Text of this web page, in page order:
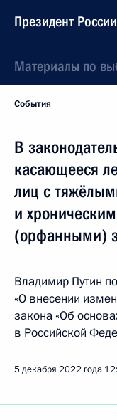
Президент России
Материалы по
События
В
касающееся
лиц с
и
(орфанными)
Владимир Путин
«О внесении
закона «Об
в Российской
5 декабря 2022 года